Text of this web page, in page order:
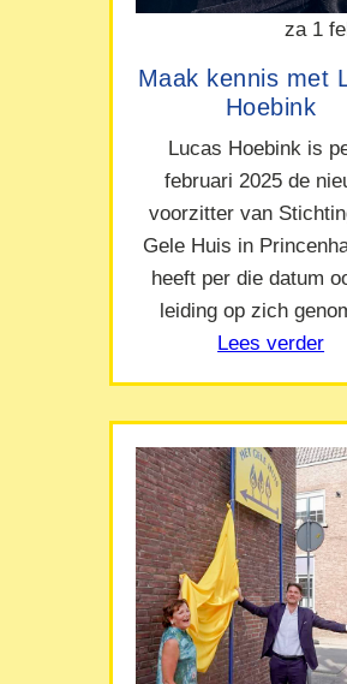
za 1
Maak kennis met
Hoebink
Lucas Hoebink is
februari 2025 de
voorzitter van
Gele Huis in
heeft per die datum
leiding op zich
Lees verder